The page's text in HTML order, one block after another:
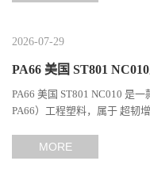
2026-07-29
PA66 美国 ST801
PA66 美国 ST801 NC010 是
PA66）工程塑料，属于 超韧
MORE